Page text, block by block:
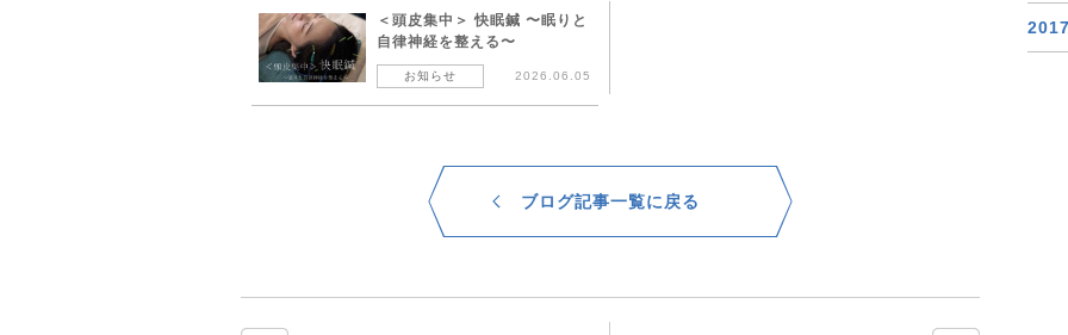
＜頭皮集中＞ 快眠鍼 〜眠りと
自律神経を整える〜
お知らせ 2026.06.05
ブログ記事一覧に戻る
2017